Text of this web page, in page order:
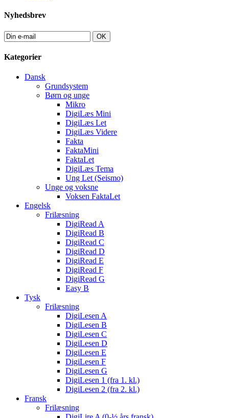
Nyhedsbrev
OK
Kategorier
Dansk
Grundsystem
Børn og unge
Mikro
DigiLæs Mini
DigiLæs Let
DigiLæs Videre
Fakta
FaktaMini
FaktaLet
DigiLæs Tema
Ung Let (Seismo)
Unge og voksne
Voksen FaktaLet
Engelsk
Frilæsning
DigiRead A
DigiRead B
DigiRead C
DigiRead D
DigiRead E
DigiRead F
DigiRead G
Easy B
Tysk
Frilæsning
DigiLesen A
DigiLesen B
DigiLesen C
DigiLesen D
DigiLesen E
DigiLesen F
DigiLesen G
DigiLesen 1 (fra 1. kl.)
DigiLesen 2 (fra 2. kl.)
Fransk
Frilæsning